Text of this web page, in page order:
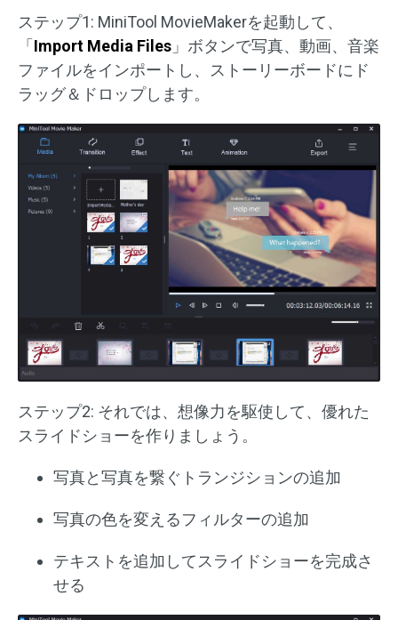
ステップ1: MiniTool MovieMakerを起動して、
「 Import Media Files 」ボタンで写真、動画、音楽
ファイルをインポートし、ストーリーボードにド
ラッグ＆ドロップします。
ステップ2: それでは、想像力を駆使して、優れた
スライドショーを作りましょう。
写真と写真を繋ぐトランジションの追加
写真の色を変えるフィルターの追加
テキストを追加してスライドショーを完成さ
せる